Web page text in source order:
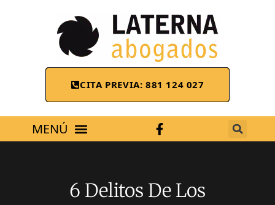
CITA PREVIA: 881 124 027
6 Delitos De Los